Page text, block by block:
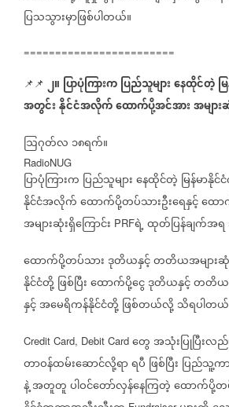
ပြသသွားမှာဖြစ်ပါတယ်။
========================
📌📌 ၂။ ပြာပုံကြားကပြည်သူများနေထိုင်တဲ့
အတွင်းနိုင်ငံအလိုက်ထောက်ပို့အင်အားအများ
ဩဂုတ်လ ၁၈ရက်။
RadioNUG
ပြာပုံကြားက ပြည်သူများနေထိုင်တဲ့ မြန်မာနို
နိုင်ငံအလိုက်ထောက်ပို့တပ်သားဦးရေနှင့်ထေ
အများဆုံးရှိကြောင်း PRFရဲ့ထုတ်ပြန်ချက်အရ
ထောက်ပို့တပ်သားဒုတိယနှင့်တတိယအများဆုံ
နိုင်ငံတို့ဖြစ်ပြီးထောက်ပို့ငွေဒုတိယနှင့်တတိယအ
နှင့်အမေရိကန်နိုင်ငံတို့ဖြစ်တယ်လို့သိရပါတယ်
Credit Card, Debit Card တွေအသုံးပြုပြီးလည်
တာဝန်ထမ်းဆောင်လို့ရာရပီ ဖြစ်ပြီး ပြည်သူ့က
နဲ့အတူတူပါဝင်တော်လှန်နေကြတဲ့ထောက်ပို့တ